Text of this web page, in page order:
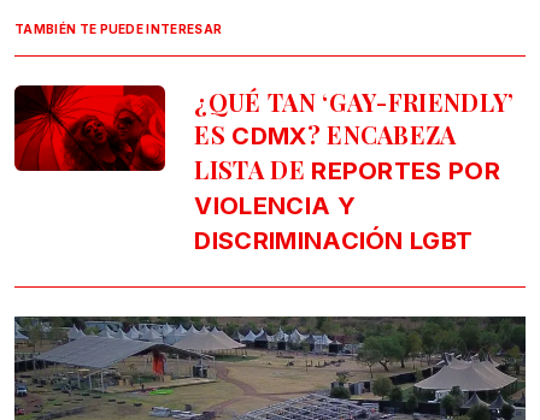
TAMBIÉN TE PUEDE INTERESAR
¿QUÉ TAN ‘GAY-FRIENDLY’
ES CDMX? ENCABEZA
LISTA DE REPORTES POR
VIOLENCIA Y
DISCRIMINACIÓN LGBT